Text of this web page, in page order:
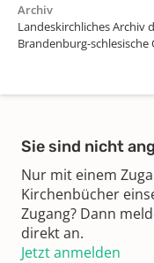
Archiv
Landeskirchliches Archiv
Brandenburg-schlesische
Sie sind nicht
Nur mit einem
Kirchenbücher
Zugang? Dann
direkt an.
Jetzt anmelden